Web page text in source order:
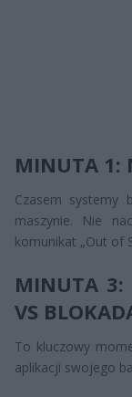
MINUTA 1:
Czasem systemy
maszynie. Nie
komunikat „Out of
MINUTA 3:
VS
To kluczowy
aplikacji swojego